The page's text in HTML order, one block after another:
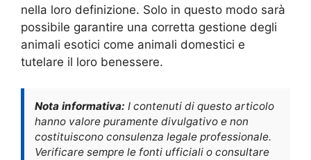
nella loro definizione. Solo in questo modo sarà
possibile garantire una corretta gestione degli
animali esotici come animali domestici e
tutelare il loro benessere.
Nota informativa: I contenuti di questo articolo
hanno valore puramente divulgativo e non
costituiscono consulenza legale professionale.
Verificare sempre le fonti ufficiali o consultare